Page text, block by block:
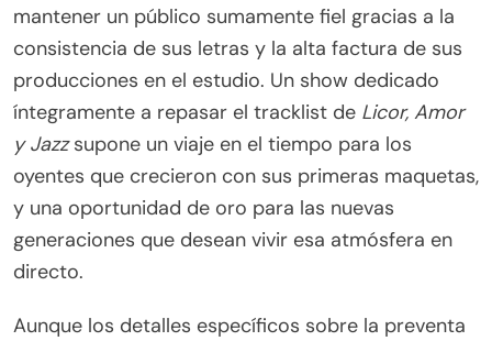
mantener un público sumamente fiel gracias a la
consistencia de sus letras y la alta factura de sus
producciones en el estudio. Un show dedicado
íntegramente a repasar el tracklist de Licor, Amor
y Jazzsupone un viaje en el tiempo para los
oyentes que crecieron con sus primeras maquetas,
y una oportunidad de oro para las nuevas
generaciones que desean vivir esa atmósfera en
directo.
Aunque los detalles específicos sobre la preventa